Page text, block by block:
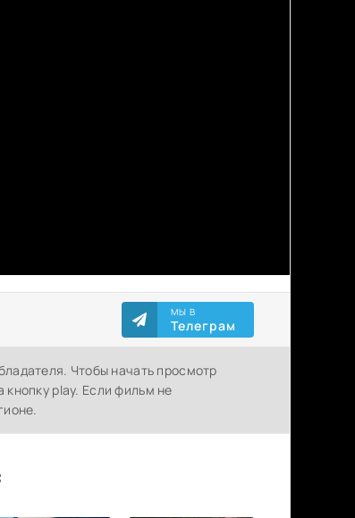
МЫ В
Телеграм
Чтобы начать просмотр
кнопку play. Если фильм не